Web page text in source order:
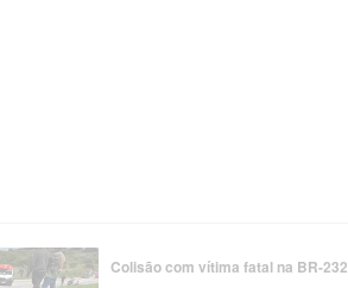
Colisão com vítima fatal na BR-232